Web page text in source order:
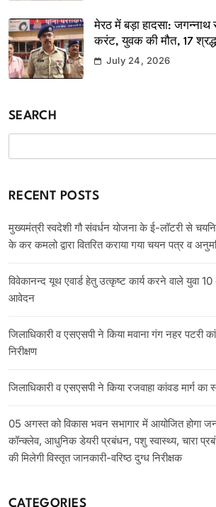
मेरठ में बड़ा हादसा: जगन्नाथ
करंट, युवक की मौत, 17
July 24, 2026
SEARCH
RECENT POSTS
मुख्यमंत्री स्वदेशी गौ संवर्धन योजना के ई-लॉटरी से
के कर कमलो द्वारा वितरित कराया गया चयन पत्र व
विवेकानन्द यूथ एवार्ड हेतु उत्कृष्ट कार्य करने वाले
आवेदन
जिलाधिकारी व एसएसपी ने किया मवाना गंग नहर पटरी
निरीक्षण
जिलाधिकारी व एसएसपी ने किया रजवाहा कांवड मार्ग का
05 अगस्त को विकास भवन सभागार में आयोजित होगा
कॉन्क्लेव, आधुनिक डेयरी प्रबंधन, पशु स्वास्थ्य, चारा
की मिलेगी विस्तृत जानकारी-वरिष्ठ दुग्ध निरीक्षक
CATEGORIES